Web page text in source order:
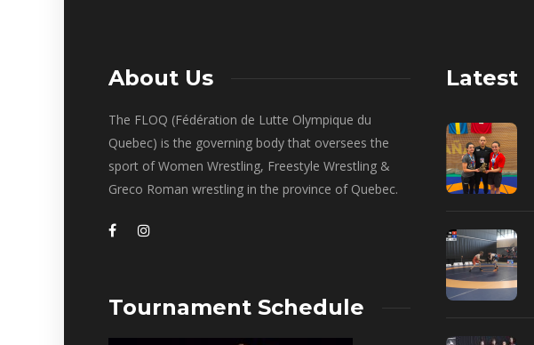
About Us
The FLOQ (Fédération de Lutte Olympique du
Quebec) is the governing body that oversees the
sport of Women Wrestling, Freestyle Wrestling &
Greco Roman wrestling in the province of Quebec.
Tournament Schedule
Latest